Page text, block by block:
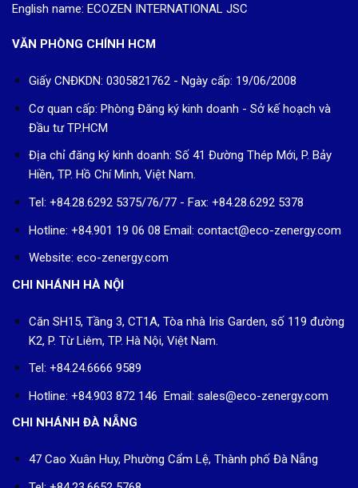
English name: ECOZEN INTERNATIONAL JSC
VĂN PHÒNG CHÍNH HCM
Giấy CNĐKDN: 0305821762 - Ngày cấp: 19/06/2008
Cơ quan cấp: Phòng Đăng ký kinh doanh - Sở kế hoạch và
Đầu tư TP.HCM
Địa chỉ đăng ký kinh doanh: Số 41 Đường Thép Mới, P. Bảy
Hiền, TP. Hồ Chí Minh, Việt Nam.
Tel: +84.28.6292 5375/76/77 - Fax: +84.28.6292 5378
Hotline: +84.901 19 06 08 Email: contact@eco-zenergy.com
Website: eco-zenergy.com
CHI NHÁNH HÀ NỘI
Căn SH15, Tầng 3, CT1A, Tòa nhà Iris Garden, số 119 đường
K2, P. Từ Liêm, TP. Hà Nội, Việt Nam.
Tel: +84.24.6666 9589
Hotline: +84.903 872 146 Email: sales@eco-zenergy.com
CHI NHÁNH ĐÀ NẴNG
47 Cao Xuân Huy, Phường Cẩm Lệ, Thành phố Đà Nẵng